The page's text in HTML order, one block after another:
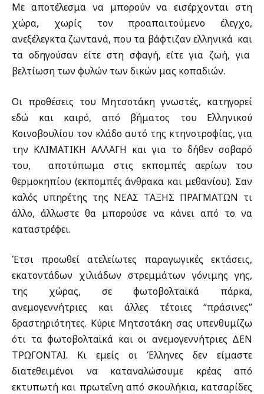
Με αποτέλεσμα να μπορούν να εισέρχονται στη
χώρα, χωρίς τον προαπαιτούμενο έλεγχο,
ανεξέλεγκτα ζωντανά, που τα βάφτιζαν ελληνικά και
τα οδηγούσαν είτε στη σφαγή, είτε για ζωή, για
βελτίωση των φυλών των δικών μας κοπαδιών.
Οι προθέσεις του Μητσοτάκη γνωστές, κατηγορεί
εδώ και καιρό, από βήματος του Ελληνικού
Κοινοβουλίου τον κλάδο αυτό της κτηνοτροφίας, για
την KΛIMATIKH AΛΛAΓH και για το δήθεν σοβαρό
του, αποτύπωμα στις εκπομπές αερίων του
θερμοκηπίου (εκπομπές άνθρακα και μεθανίου). Σαν
καλός υπηρέτης της ΝEAΣ TAΞHΣ ΠPAΓMATΩN τι
άλλο, άλλωστε θα μπορούσε να κάνει από το να
καταστρέφει.
Έτσι προωθεί ατελείωτες παραγωγικές εκτάσεις,
εκατοντάδων χιλιάδων στρεμμάτων γόνιμης γης,
της χώρας, σε φωτοβολταϊκά πάρκα,
ανεμογεννήτριες και άλλες τέτοιες “πράσινες”
δραστηριότητες. Κύριε Μητσοτάκη σας υπενθυμίζω
ότι τα φωτοβολταϊκά και οι ανεμογεννήτριες ΔΕΝ
ΤΡΩΓΟΝΤΑΙ. Κι εμείς οι Έλληνες δεν είμαστε
διατεθειμένοι να καταναλώσουμε κρέας από
εκτυπωτή και πρωτεΐνη από σκουλήκια, κατσαρίδες